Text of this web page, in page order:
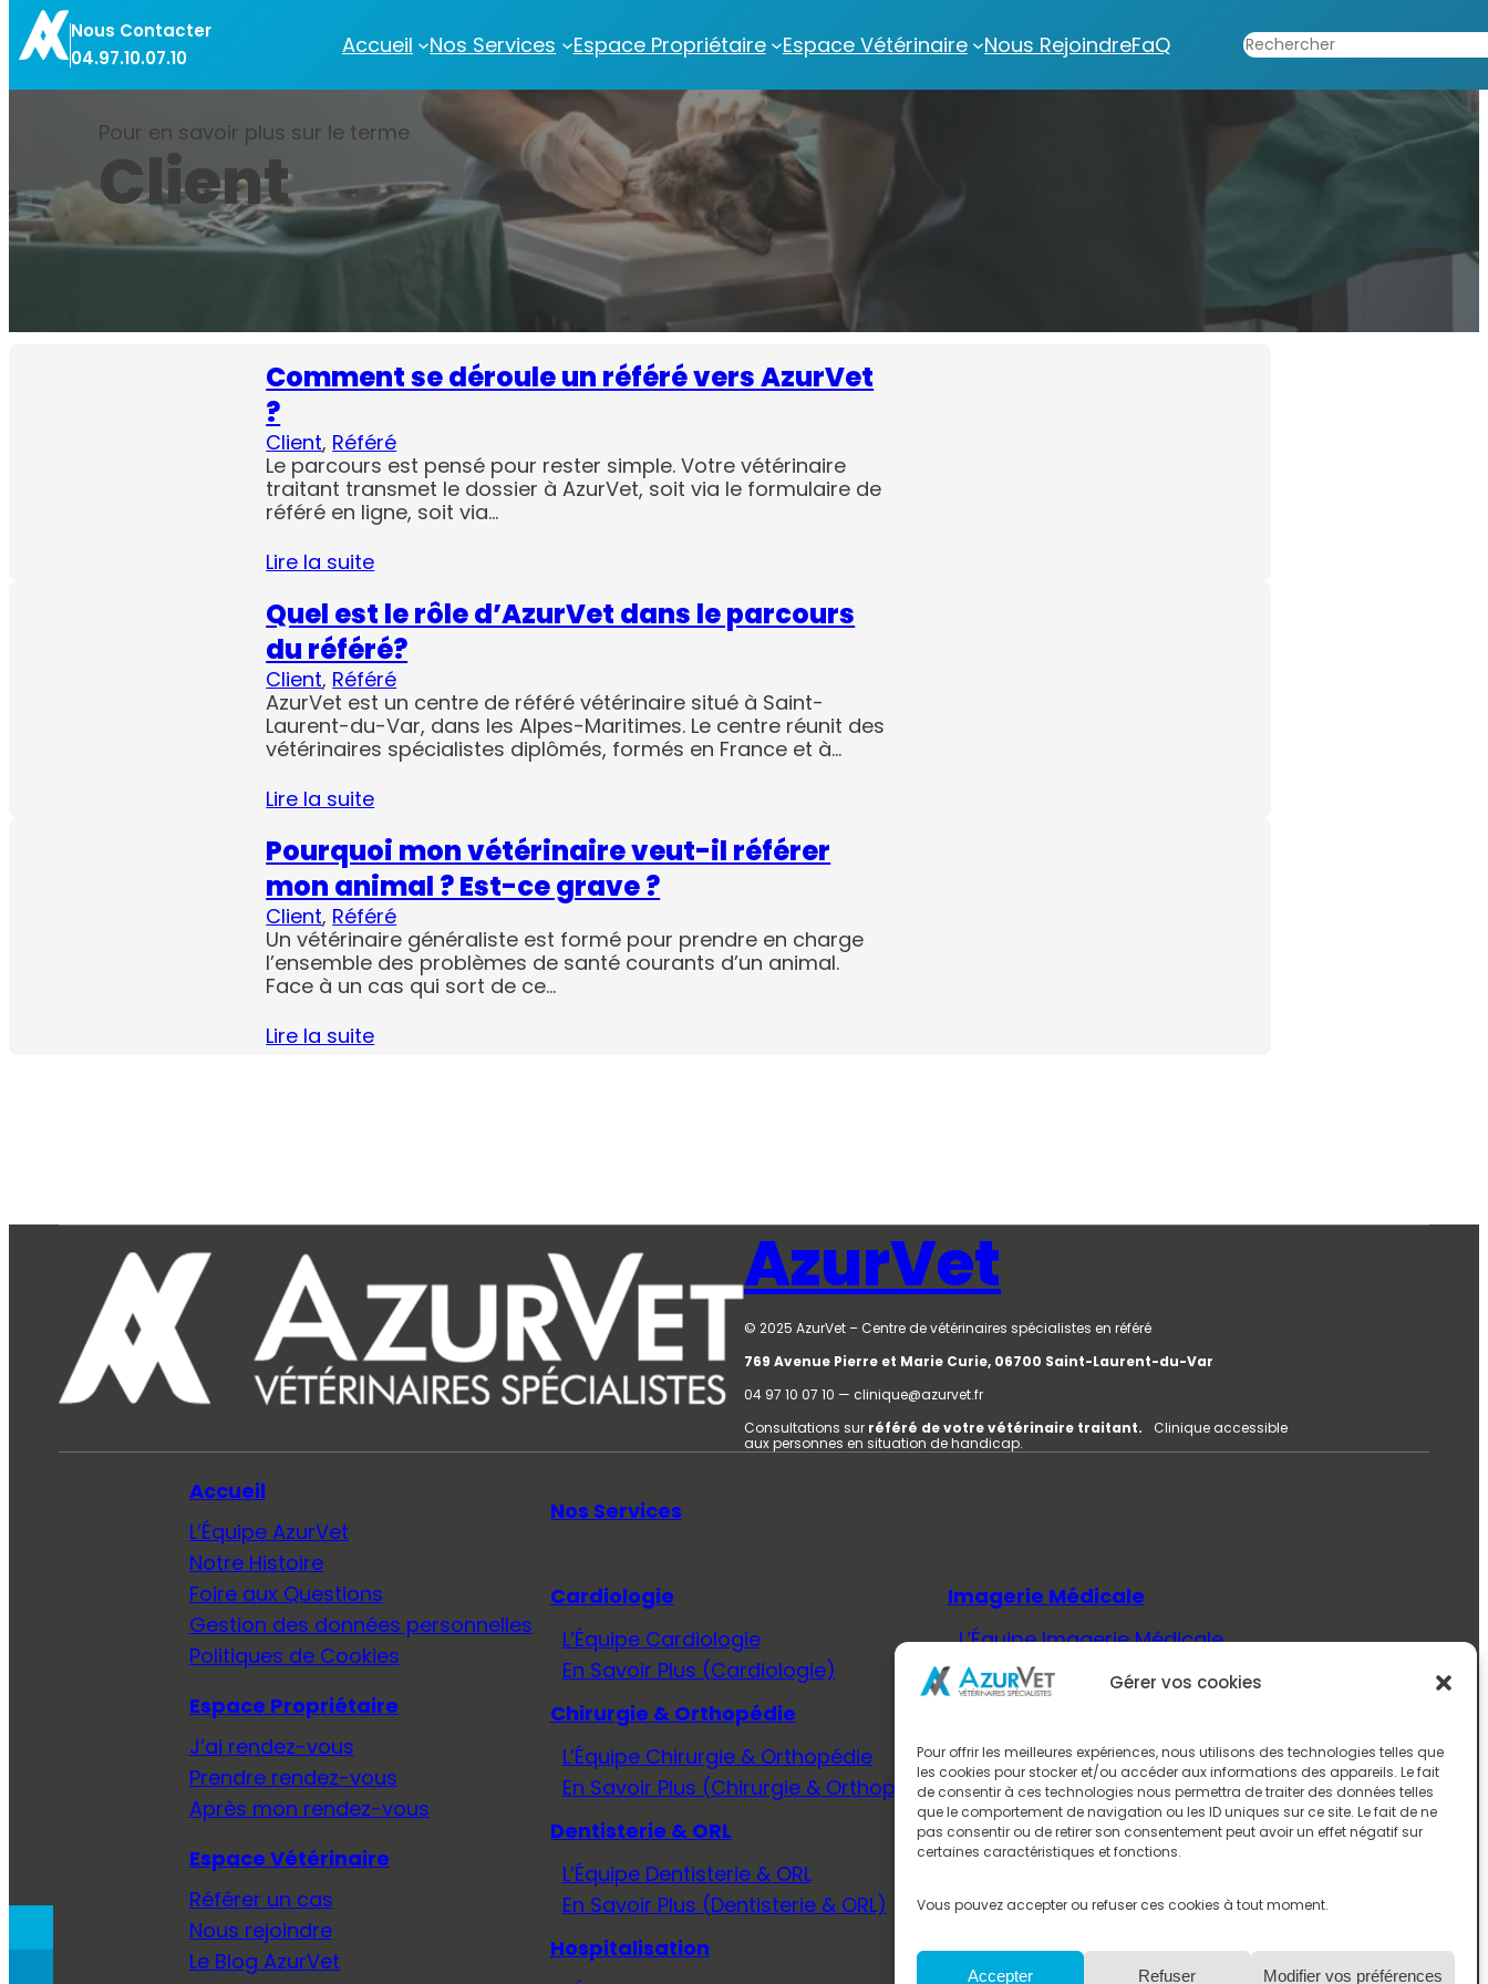
Gérer vos cookies
Pour offrir les meilleures expériences, nous utilisons des technologies telles que
les cookies pour stocker et/ou accéder aux informations des appareils. Le fait
de consentir à ces technologies nous permettra de traiter des données telles
que le comportement de navigation ou les ID uniques sur ce site. Le fait de ne
pas consentir ou de retirer son consentement peut avoir un effet négatif sur
certaines caractéristiques et fonctions.
Vous pouvez accepter ou refuser ces cookies à tout moment.
Accepter Refuser Modifier vos préférences
Aller
au
contenu
Nous Contacter
04.97.10.07.10
Accueil Nos Services Espace Propriétaire Espace Vétérinaire Nous RejoindreFaQ Rechercher
Pour en savoir plus sur le terme
Client
Comment se déroule un référé vers AzurVet
?
Client, Référé
Le parcours est pensé pour rester simple. Votre vétérinaire
traitant transmet le dossier à AzurVet, soit via le formulaire de
référé en ligne, soit via…
Lire la suite
Quel est le rôle d’AzurVet dans le parcours
du référé?
Client, Référé
AzurVet est un centre de référé vétérinaire situé à Saint-
Laurent-du-Var, dans les Alpes-Maritimes. Le centre réunit des
vétérinaires spécialistes diplômés, formés en France et à…
Lire la suite
Pourquoi mon vétérinaire veut-il référer
mon animal ? Est-ce grave ?
Client, Référé
Un vétérinaire généraliste est formé pour prendre en charge
l’ensemble des problèmes de santé courants d’un animal.
Face à un cas qui sort de ce…
Lire la suite
AzurVet
© 2025 AzurVet – Centre de vétérinaires spécialistes en référé
769 Avenue Pierre et Marie Curie, 06700 Saint-Laurent-du-Var
04 97 10 07 10 — clinique@azurvet.fr
Consultations sur référé de votre vétérinaire traitant. Clinique accessible
aux personnes en situation de handicap.
Accueil
L’Équipe AzurVet
Notre Histoire
Foire aux Questions
Gestion des données personnelles
Politiques de Cookies
Espace Propriétaire
J’ai rendez-vous
Prendre rendez-vous
Après mon rendez-vous
Espace Vétérinaire
Référer un cas
Nous rejoindre
Le Blog AzurVet
Nos Services
Cardiologie
L’Équipe Cardiologie
En Savoir Plus (Cardiologie)
Chirurgie & Orthopédie
L’Équipe Chirurgie & Orthopédie
En Savoir Plus (Chirurgie & Orthopédie)
Dentisterie & ORL
L’Équipe Dentisterie & ORL
En Savoir Plus (Dentisterie & ORL)
Hospitalisation
Imagerie Médicale
L’Équipe Imagerie Médicale
En Savoir Plus (Imagerie Médicale)
L’Équipe Médecine Interne
En Savoir Plus (Médecine Interne)
Neurologie
En Savoir Plus (Neurologie)
Oncologie